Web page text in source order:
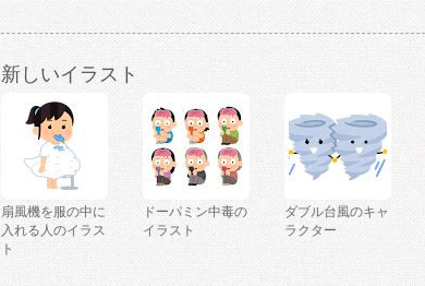
新しいイラスト
扇風機を服の中に
入れる人のイラス
ト
ドーパミン中毒の
イラスト
ダブル台風のキャ
ラクター